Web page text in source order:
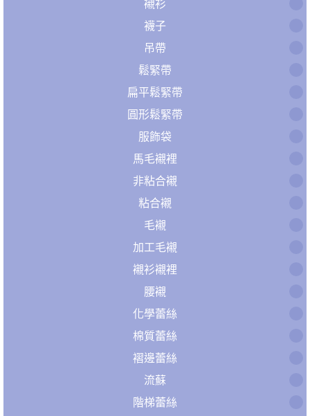
襯衫
襪子
吊帶
鬆緊帶
扁平鬆緊帶
圓形鬆緊帶
服飾袋
馬毛襯裡
非粘合襯
粘合襯
毛襯
加工毛襯
襯衫襯裡
腰襯
化學蕾絲
棉質蕾絲
褶邊蕾絲
流蘇
階梯蕾絲